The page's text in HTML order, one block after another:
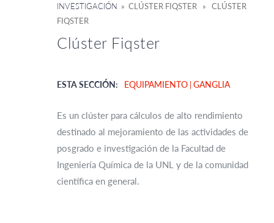
INVESTIGACIÓN » CLÚSTER FIQSTER » CLÚSTER
FIQSTER
Clúster Fiqster
ESTA SECCIÓN: EQUIPAMIENTO GANGLIA
Es un clúster para cálculos de alto rendimiento
destinado al mejoramiento de las actividades de
posgrado e investigación de la Facultad de
Ingeniería Química de la UNL y de la comunidad
científica en general.